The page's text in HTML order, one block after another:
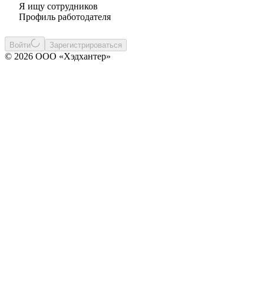
Я ищу сотрудников
Профиль работодателя
Войти Зарегистрироваться
© 2026 ООО «Хэдхантер»